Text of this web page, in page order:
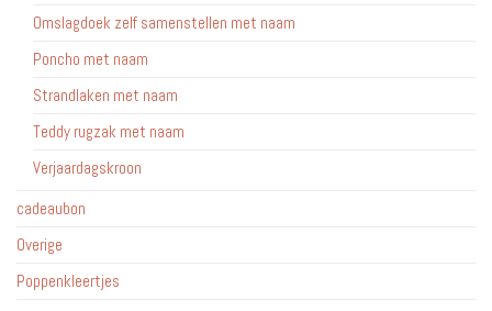
Omslagdoek zelf samenstellen met naam
Poncho met naam
Strandlaken met naam
Teddy rugzak met naam
Verjaardagskroon
cadeaubon
Overige
Poppenkleertjes